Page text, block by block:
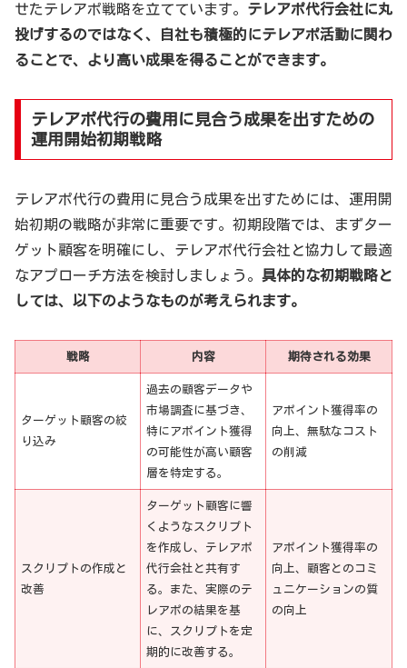
せたテレアポ戦略を立てています。 テレアポ代行会社に丸
投げするのではなく、自社も積極的にテレアポ活動に関わ
ることで、より高い成果を得ることができます。
テレアポ代行の費用に見合う成果を出すための
運用開始初期戦略
テレアポ代行の費用に見合う成果を出すためには、運用開
始初期の戦略が非常に重要です。初期段階では、まずター
ゲット顧客を明確にし、テレアポ代行会社と協力して最適
なアプローチ方法を検討しましょう。 具体的な初期戦略と
しては、以下のようなものが考えられます。
戦略 内容 期待される効果
ターゲット顧客の絞
り込み
過去の顧客データや
市場調査に基づき、
特にアポイント獲得
の可能性が高い顧客
層を特定する。
アポイント獲得率の
向上、無駄なコスト
の削減
スクリプトの作成と
改善
ターゲット顧客に響
くようなスクリプト
を作成し、テレアポ
代行会社と共有す
る。また、実際のテ
レアポの結果を基
に、スクリプトを定
期的に改善する。
アポイント獲得率の
向上、顧客とのコミ
ュニケーションの質
の向上